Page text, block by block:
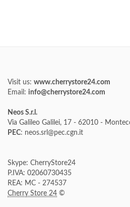
Visit us: www.cherrystore24.com
Email: info@cherrystore24.com
Neos S.r.l.
Via Galileo Galilei, 17 - 62010 -
PEC: neos.srl@pec.cgn.it
Skype: CherryStore24
P.IVA: 02060730435
REA: MC - 274537
Cherry Store 24 ©